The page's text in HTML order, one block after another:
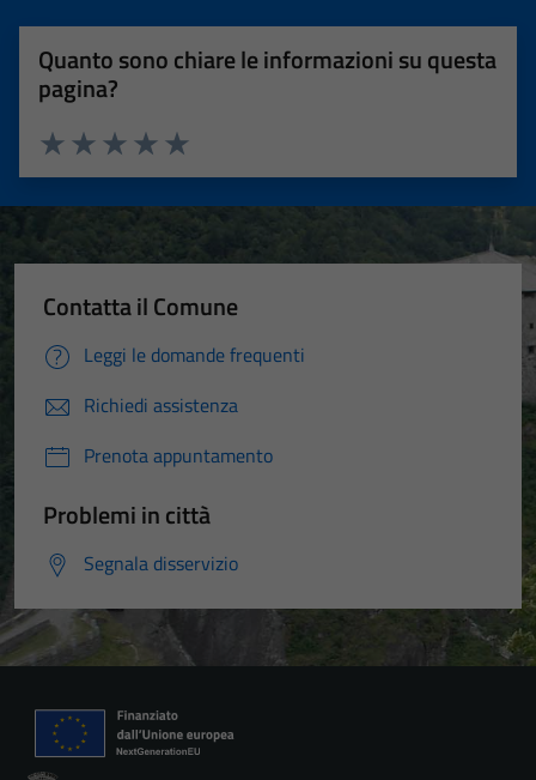
Quanto sono chiare le informazioni su questa
pagina?
Valuta 5 stelle su 5
Valuta 4 stelle su 5
Valuta 3 stelle su 5
Valuta 2 stelle su 5
Valuta 1 stelle su 5
Contatta il Comune
Leggi le domande frequenti
Richiedi assistenza
Prenota appuntamento
Problemi in città
Segnala disservizio